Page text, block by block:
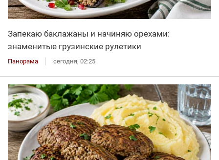
Запекаю баклажаны и начиняю орехами:
знаменитые грузинские рулетики
Панорама сегодня, 02:25